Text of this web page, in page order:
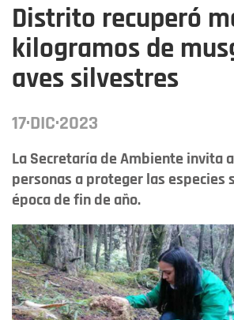
Distrito recuperó
kilogramos de
aves silvestres
17·DIC·2023
La Secretaría de Ambiente invita
personas a proteger las especies
época de fin de año.